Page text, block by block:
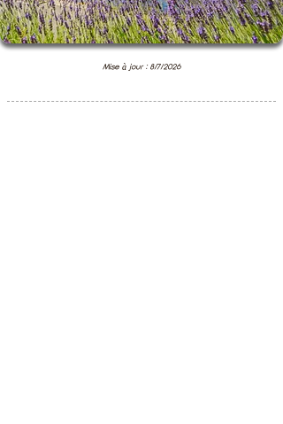
Mise à jour : 8/7/2026